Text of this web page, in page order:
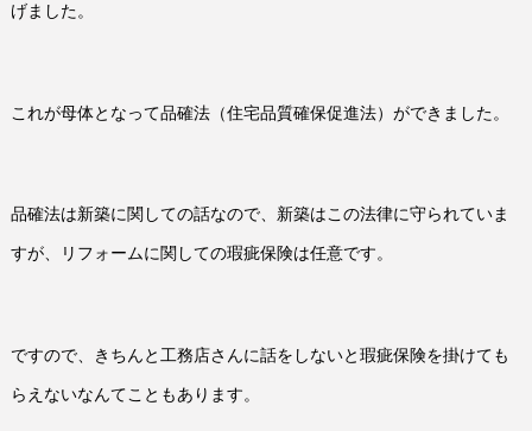
げました。
これが母体となって品確法（住宅品質確保促進法）ができました。
品確法は新築に関しての話なので、新築はこの法律に守られていま
すが、リフォームに関しての瑕疵保険は任意です。
ですので、きちんと工務店さんに話をしないと瑕疵保険を掛けても
らえないなんてこともあります。